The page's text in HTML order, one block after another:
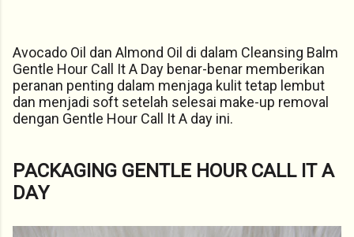
Avocado Oil dan Almond Oil di dalam Cleansing Balm
Gentle Hour Call It A Day benar-benar memberikan
peranan penting dalam menjaga kulit tetap lembut
dan menjadi soft setelah selesai make-up removal
dengan Gentle Hour Call It A day ini.
PACKAGING GENTLE HOUR CALL IT A
DAY